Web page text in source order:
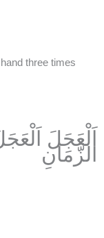
three times
اَلْعَجَلَ
الزَّمَانِ